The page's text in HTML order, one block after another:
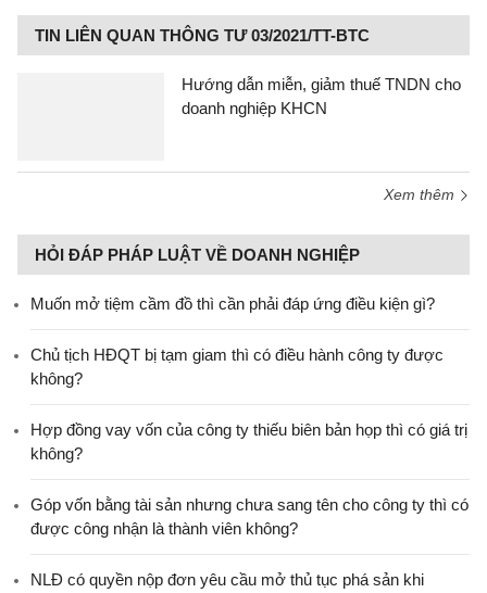
TIN LIÊN QUAN THÔNG TƯ 03/2021/TT-BTC
Hướng dẫn miễn, giảm thuế TNDN cho
doanh nghiệp KHCN
Xem thêm
HỎI ĐÁP PHÁP LUẬT VỀ DOANH NGHIỆP
Muốn mở tiệm cầm đồ thì cần phải đáp ứng điều kiện gì?
Chủ tịch HĐQT bị tạm giam thì có điều hành công ty được
không?
Hợp đồng vay vốn của công ty thiếu biên bản họp thì có giá trị
không?
Góp vốn bằng tài sản nhưng chưa sang tên cho công ty thì có
được công nhận là thành viên không?
NLĐ có quyền nộp đơn yêu cầu mở thủ tục phá sản khi